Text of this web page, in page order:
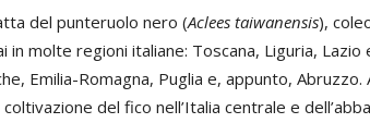
del punteruolo nero (Aclees taiwanensis),
in molte regioni italiane: Toscana, Liguria,
Emilia-Romagna, Puglia e, appunto,
coltivazione del fico nell’Italia centrale e